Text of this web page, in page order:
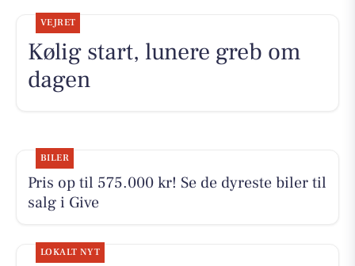
VEJRET
Kølig start, lunere greb om
dagen
BILER
Pris op til 575.000 kr! Se de dyreste biler til
salg i Give
LOKALT NYT